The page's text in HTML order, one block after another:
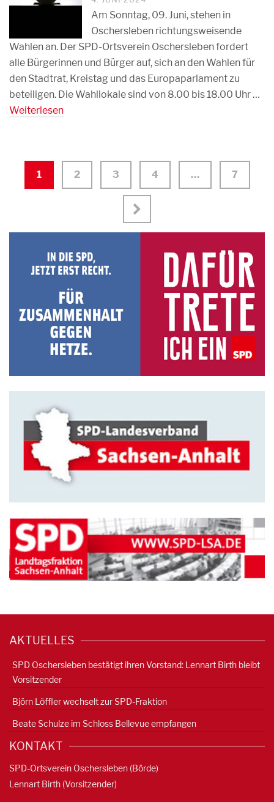
Am Sonntag, 09. Juni, stehen in
Oschersleben richtungsweisende
Wahlen an. Der SPD-Ortsverein Oschersleben fordert
alle Bürgerinnen und Bürger auf, sich an den Wahlen für
den Stadtrat, Kreistag und das Europaparlament zu
beteiligen. Die Wahllokale sind von 8.00 bis 18.00 Uhr …
Weiterlesen
1 2 3 4 … 7
AKTUELLES
SPD Oschersleben bestätigt ihren Vorstand: Lennart Birth bleibt
Vorsitzender
Björn Löffler wechselt zur SPD-Fraktion
Beate Schulze im Schloss Bellevue empfangen
KONTAKT
SPD-Ortsverein Oschersleben (Börde)
Lennart Birth (Vorsitzender)